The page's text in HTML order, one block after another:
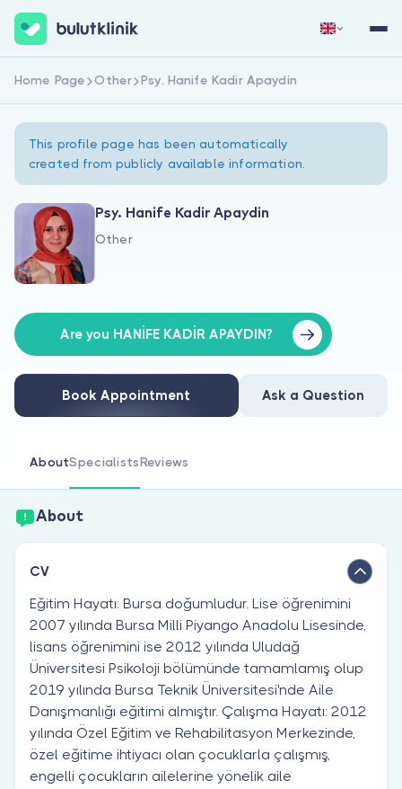
About Us
For Doctors
Are you a doctor?
Sign Up Now Sign In
Home Page Other Psy. Hanife Kadir Apaydin
This profile page has been automatically
created from publicly available information.
Psy. Hanife Kadir Apaydin
Other
Are you HANİFE KADİR APAYDIN?
Book Appointment Ask a Question
AboutSpecialistsReviews
About
CV
Eğitim Hayatı: Bursa doğumludur. Lise öğrenimini
2007 yılında Bursa Milli Piyango Anadolu Lisesinde,
lisans öğrenimini ise 2012 yılında Uludağ
Üniversitesi Psikoloji bölümünde tamamlamış olup
2019 yılında Bursa Teknik Üniversitesi'nde Aile
Danışmanlığı eğitimi almıştır. Çalışma Hayatı: 2012
yılında Özel Eğitim ve Rehabilitasyon Merkezinde,
özel eğitime ihtiyacı olan çocuklarla çalışmış,
engelli çocukların ailelerine yönelik aile